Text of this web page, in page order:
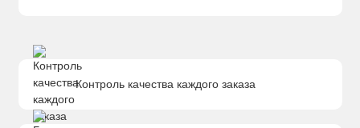
Контроль качества каждого заказа